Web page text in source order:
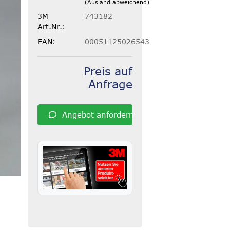
(Ausland abweichend)
3M
Art.Nr.:
743182
EAN: 00051125026543
Preis auf
Anfrage
Angebot anfordern